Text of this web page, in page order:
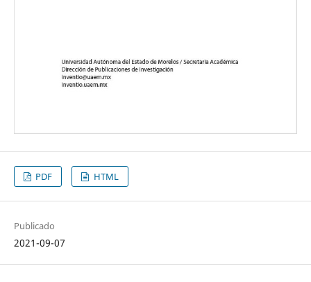
PDF HTML
Publicado
2021-09-07